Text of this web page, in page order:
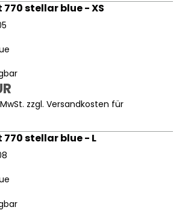
stellar blue - XS
zzgl. Versandkosten für
stellar blue - L